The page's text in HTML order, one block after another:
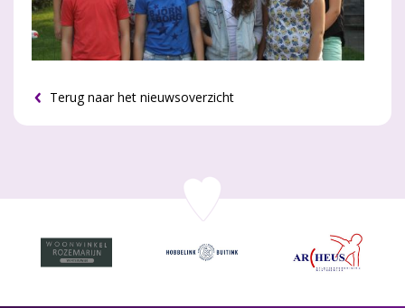
Terug naar het nieuwsoverzicht